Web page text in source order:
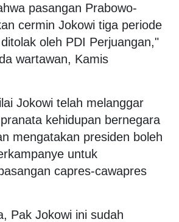
pasangan Prabowo-
cermin Jokowi tiga periode
oleh PDI Perjuangan,"
wartawan, Kamis
Jokowi telah melanggar
kehidupan bernegara
mengatakan presiden boleh
untuk
capres-cawapres
Pak Jokowi ini sudah